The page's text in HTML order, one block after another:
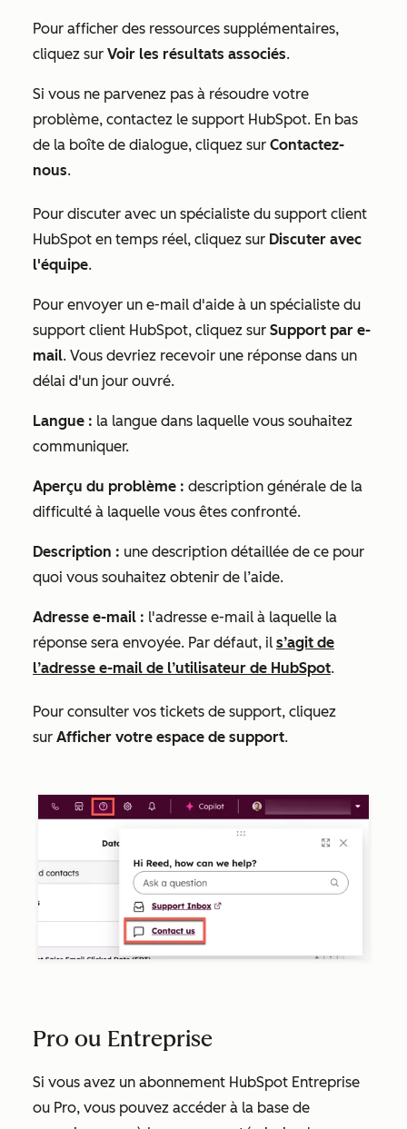
Pour afficher des ressources supplémentaires,
cliquez sur Voir les résultats associés.
Si vous ne parvenez pas à résoudre votre
problème, contactez le support HubSpot. En bas
de la boîte de dialogue, cliquez sur Contactez-
nous.
Pour discuter avec un spécialiste du support client
HubSpot en temps réel, cliquez sur Discuter avec
l'équipe.
Pour envoyer un e-mail d'aide à un spécialiste du
support client HubSpot, cliquez sur Support par e-
mail. Vous devriez recevoir une réponse dans un
délai d'un jour ouvré.
Langue : la langue dans laquelle vous souhaitez
communiquer.
Aperçu du problème : description générale de la
difficulté à laquelle vous êtes confronté.
Description : une description détaillée de ce pour
quoi vous souhaitez obtenir de l’aide.
Adresse e-mail : l'adresse e-mail à laquelle la
réponse sera envoyée. Par défaut, il s’agit de
l’adresse e-mail de l’utilisateur de HubSpot.
Pour consulter vos tickets de support, cliquez
sur Afficher votre espace de support.
Pro ou Entreprise
Si vous avez un abonnement HubSpot Entreprise
ou Pro, vous pouvez accéder à la base de